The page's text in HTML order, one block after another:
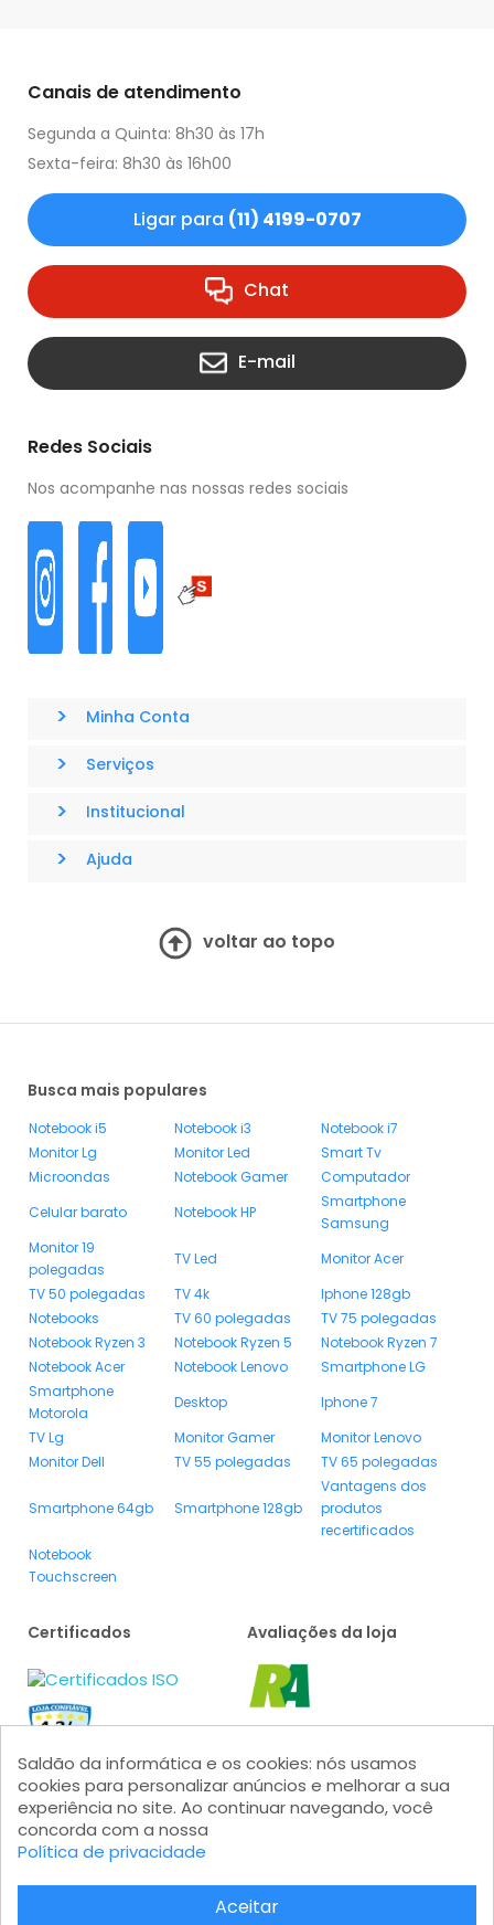
Canais de atendimento
Segunda a Quinta: 8h30 às 17h
Sexta-feira: 8h30 às 16h00
Ligar para (11) 4199-0707
Chat
E-mail
Redes Sociais
Nos acompanhe nas nossas redes sociais
> Minha Conta
> Serviços
> Institucional
> Ajuda
voltar ao topo
Busca mais populares
Notebook i5 Notebook i3
Notebook i7
Monitor Lg
Monitor Led
Smart Tv
Microondas
Notebook Gamer
Computador
Celular barato
Notebook HP
Smartphone
Samsung
Monitor 19
polegadas
TV Led
Monitor Acer
TV 50 polegadas
TV 4k
Iphone 128gb
Notebooks
TV 60 polegadas
TV 75 polegadas
Notebook Ryzen 3
Notebook Ryzen 5
Notebook Ryzen 7
Notebook Acer
Notebook Lenovo
Smartphone LG
Smartphone
Motorola
Desktop
Iphone 7
TV Lg
Monitor Gamer
Monitor Lenovo
Monitor Dell
TV 55 polegadas TV 65 polegadas
Smartphone 64gb Smartphone 128gb
Vantagens dos
produtos
recertificados
Notebook
Touchscreen
Certificados Avaliações da loja
Formas de pagamento
Saldão da informática e os cookies: nós usamos
cookies para personalizar anúncios e melhorar a sua
experiência no site. Ao continuar navegando, você
concorda com a nossa
Política de privacidade
Aceitar